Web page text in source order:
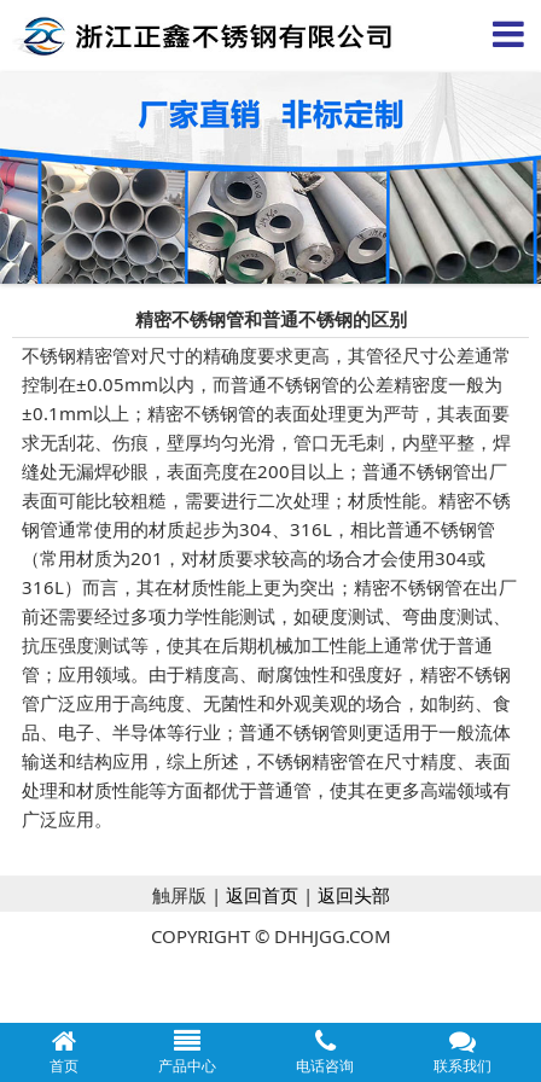
首页 产品中心 电话咨询 联系我们
精密不锈钢管和普通不锈钢的区别
不锈钢精密管对尺寸的精确度要求更高，其管径尺寸公差通常
控制在±0.05mm以内，而普通不锈钢管的公差精密度一般为
±0.1mm以上 ；精密不锈钢管的表面处理更为严苛，其表面要
求无刮花、伤痕，壁厚均匀光滑，管口无毛刺，内壁平整，焊
缝处无漏焊砂眼，表面亮度在200目以上；普通不锈钢管出厂
表面可能比较粗糙，需要进行二次处理 ；材质性能。精密不锈
钢管通常使用的材质起步为304、316L，相比普通不锈钢管
（常用材质为201，对材质要求较高的场合才会使用304或
316L）而言，其在材质性能上更为突出；精密不锈钢管在出厂
前还需要经过多项力学性能测试，如硬度测试、弯曲度测试、
抗压强度测试等，使其在后期机械加工性能上通常优于普通
管 ； 应用领域。由于精度高、耐腐蚀性和强度好，精密不锈钢
管广泛应用于高纯度、无菌性和外观美观的场合，如制药、食
品、电子、半导体等行业；普通不锈钢管则更适用于一般流体
输送和结构应用 ，综上所述，不锈钢精密管在尺寸精度、表面
处理和材质性能等方面都优于普通管，使其在更多高端领域有
广泛应用。
触屏版 | 返回首页| 返回头部
COPYRIGHT © DHHJGG.COM